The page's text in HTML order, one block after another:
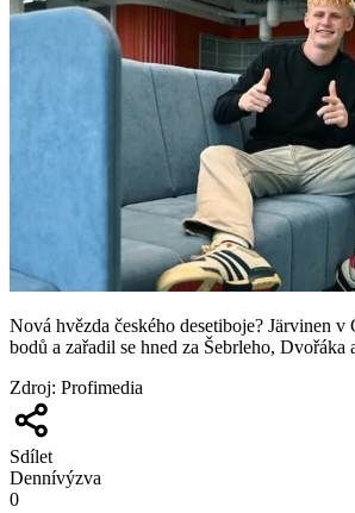
Nová hvězda českého desetiboje? Järvinen
bodů a zařadil se hned za Šebrleho, Dvořáka
Zdroj: Profimedia
Sdílet
Dennívýzva
0